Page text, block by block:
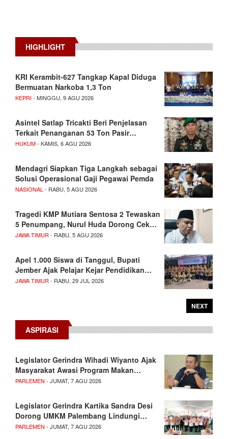
HIGHLIGHT
KRI Kerambit-627 Tangkap Kapal Diduga
Bermuatan Narkoba 1,3 Ton
KEPRI- MINGGU, 9 AGU 2026
Asintel Satlap Tricakti Beri Penjelasan
Terkait Penanganan 53 Ton Pasir…
HUKUM- KAMIS, 6 AGU 2026
Mendagri Siapkan Tiga Langkah sebagai
Solusi Operasional Gaji Pegawai Pemda
NASIONAL - RABU, 5 AGU 2026
Tragedi KMP Mutiara Sentosa 2 Tewaskan
5 Penumpang, Nurul Huda Dorong Cek…
JAWA TIMUR - RABU, 5 AGU 2026
Apel 1.000 Siswa di Tanggul, Bupati
Jember Ajak Pelajar Kejar Pendidikan…
JAWA TIMUR - RABU, 29 JUL 2026
NEXT
ASPIRASI
Legislator Gerindra Wihadi Wiyanto Ajak
Masyarakat Awasi Program Makan…
PARLEMEN - JUMAT, 7 AGU 2026
Legislator Gerindra Kartika Sandra Desi
Dorong UMKM Palembang Lindungi…
PARLEMEN - JUMAT, 7 AGU 2026